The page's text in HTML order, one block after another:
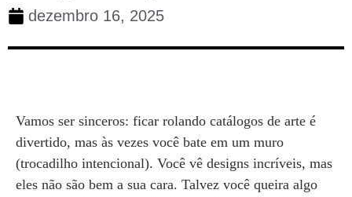
dezembro 16, 2025
Vamos ser sinceros: ficar rolando catálogos de arte é
divertido, mas às vezes você bate em um muro
(trocadilho intencional). Você vê designs incríveis, mas
eles não são bem a sua cara. Talvez você queira algo